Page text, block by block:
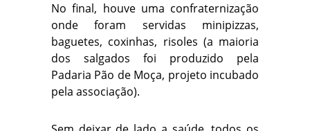
No final, houve uma confraternização
onde foram servidas minipizzas,
baguetes, coxinhas, risoles (a maioria
dos salgados foi produzido pela
Padaria Pão de Moça, projeto incubado
pela associação).